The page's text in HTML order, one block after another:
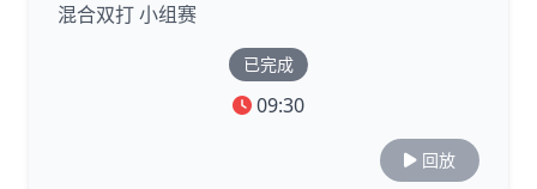
混合双打 小组赛
已完成
09:30
回放